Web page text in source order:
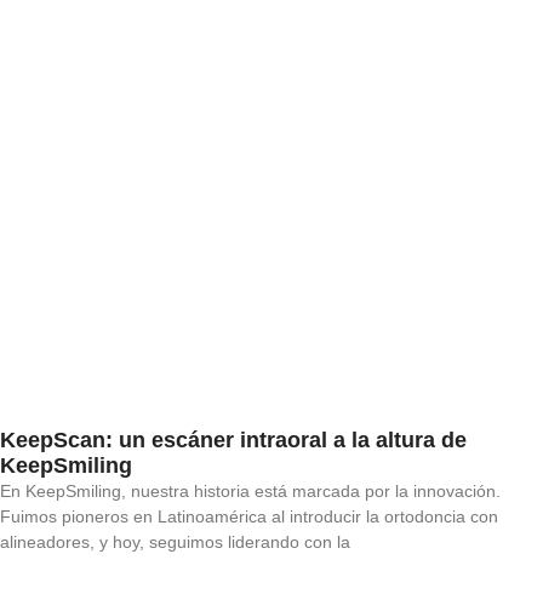
KeepScan: un escáner intraoral a la altura de
KeepSmiling
En KeepSmiling, nuestra historia está marcada por la innovación.
Fuimos pioneros en Latinoamérica al introducir la ortodoncia con
alineadores, y hoy, seguimos liderando con la